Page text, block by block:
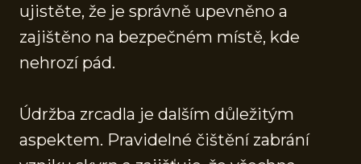
ujistěte, že je správně upevněno a
zajištěno na bezpečném místě, kde
nehrozí pád.
Údržba zrcadla je dalším důležitým
aspektem. Pravidelné čištění zabrání